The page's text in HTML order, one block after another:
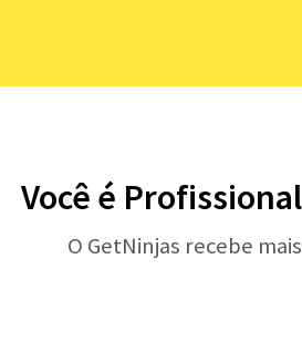
Você é
O GetNinjas recebe